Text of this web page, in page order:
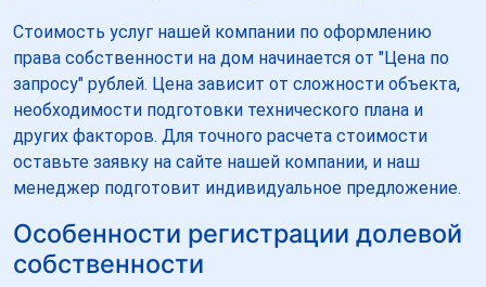
Стоимость услуг нашей компании по оформлению
права собственности на дом начинается от "Цена по
запросу" рублей. Цена зависит от сложности объекта,
необходимости подготовки технического плана и
других факторов. Для точного расчета стоимости
оставьте заявку на сайте нашей компании, и наш
менеджер подготовит индивидуальное предложение.
Особенности регистрации долевой
собственности